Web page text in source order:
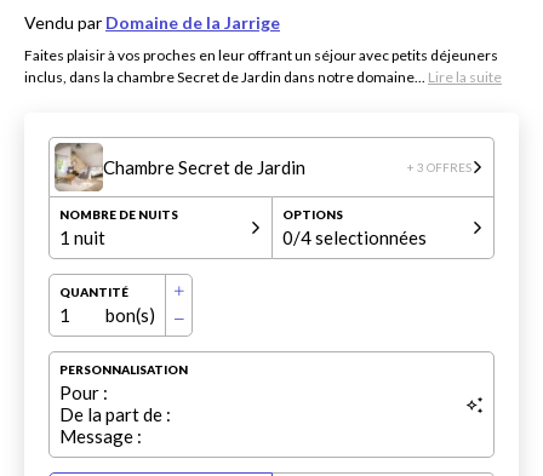
Vendu par Domaine de la Jarrige
Faites plaisir à vos proches en leur offrant un séjour avec petits déjeuners
inclus, dans la chambre Secret de Jardin dans notre domaine... Lire la suite
Chambre Secret de Jardin + 3 OFFRES
NOMBRE DE NUITS
1 nuit
OPTIONS
0/4 selectionnées
QUANTITÉ
1 bon(s)
PERSONNALISATION
Pour :
De la part de :
Message :